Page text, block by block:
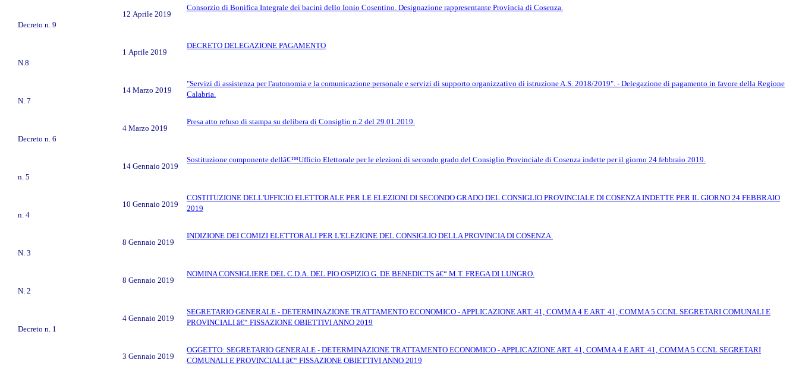
Decreto n. 9
12 Aprile 2019
Consorzio di Bonifica Integrale dei bacini dello Ionio Cosentino. Designazione rappresentante Provincia di Cosenza.
N.8
1 Aprile 2019
DECRETO DELEGAZIONE PAGAMENTO
N. 7
14 Marzo 2019
"Servizi di assistenza per l'autonomia e la comunicazione personale e servizi di supporto organizzativo di istruzione A.S. 2018/2019". - Delegazione di pagamento in favore della Regione
Calabria.
Decreto n. 6
4 Marzo 2019
Presa atto refuso di stampa su delibera di Consiglio n.2 del 29.01.2019.
n. 5
14 Gennaio 2019
Sostituzione componente dellâ€™Ufficio Elettorale per le elezioni di secondo grado del Consiglio Provinciale di Cosenza indette per il giorno 24 febbraio 2019.
n. 4
10 Gennaio 2019
COSTITUZIONE DELL'UFFICIO ELETTORALE PER LE ELEZIONI DI SECONDO GRADO DEL CONSIGLIO PROVINCIALE DI COSENZA INDETTE PER IL GIORNO 24 FEBBRAIO
2019
N. 3
8 Gennaio 2019
INDIZIONE DEI COMIZI ELETTORALI PER L'ELEZIONE DEL CONSIGLIO DELLA PROVINCIA DI COSENZA.
N. 2
8 Gennaio 2019
NOMINA CONSIGLIERE DEL C.D.A. DEL PIO OSPIZIO G. DE BENEDICTS â€“ M.T. FREGA DI LUNGRO.
Decreto n. 1
4 Gennaio 2019
SEGRETARIO GENERALE - DETERMINAZIONE TRATTAMENTO ECONOMICO - APPLICAZIONE ART. 41, COMMA 4 E ART. 41, COMMA 5 CCNL SEGRETARI COMUNALI E
PROVINCIALI â€“ FISSAZIONE OBIETTIVI ANNO 2019
3 Gennaio 2019
OGGETTO: SEGRETARIO GENERALE - DETERMINAZIONE TRATTAMENTO ECONOMICO - APPLICAZIONE ART. 41, COMMA 4 E ART. 41, COMMA 5 CCNL SEGRETARI
COMUNALI E PROVINCIALI â€“ FISSAZIONE OBIETTIVI ANNO 2019